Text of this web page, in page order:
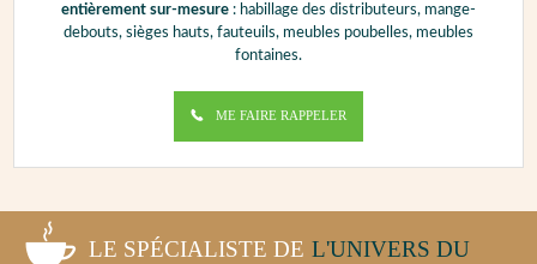
entièrement sur-mesure : habillage des distributeurs, mange-
debouts, sièges hauts, fauteuils, meubles poubelles, meubles
fontaines.
ME FAIRE RAPPELER
LE SPÉCIALISTE DE L'UNIVERS DU